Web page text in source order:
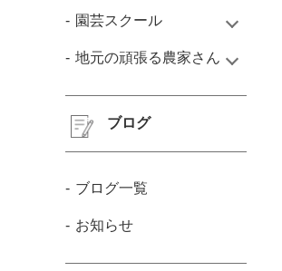
園芸スクール
地元の頑張る農家さん
ブログ
ブログ一覧
お知らせ